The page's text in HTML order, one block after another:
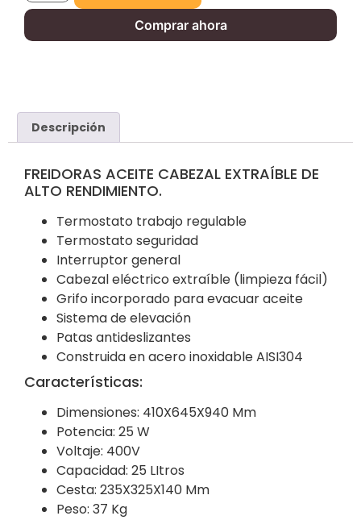
Comprar ahora
Descripción
FREIDORAS ACEITE CABEZAL EXTRAÍBLE DE
ALTO RENDIMIENTO.
Termostato trabajo regulable
Termostato seguridad
Interruptor general
Cabezal eléctrico extraíble (limpieza fácil)
Grifo incorporado para evacuar aceite
Sistema de elevación
Patas antideslizantes
Construida en acero inoxidable AISI304
Características:
Dimensiones: 410X645X940 Mm
Potencia: 25 W
Voltaje: 400V
Capacidad: 25 LItros
Cesta: 235X325X140 Mm
Peso: 37 Kg